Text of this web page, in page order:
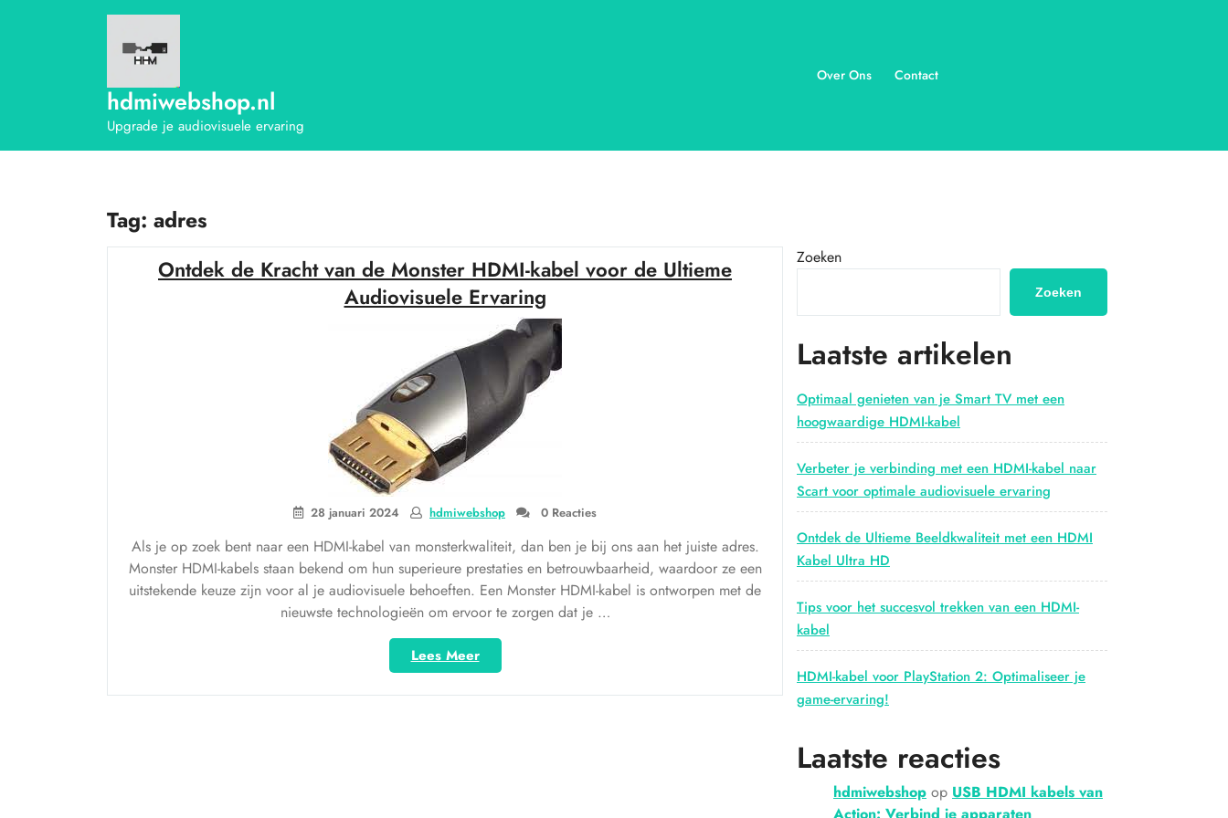
hdmiwebshop.nl
Upgrade je audiovisuele ervaring
Over Ons Contact
Tag: adres
Ontdek de Kracht van de Monster HDMI-kabel voor de Ultieme
Audiovisuele Ervaring
28 januari 2024 hdmiwebshop 0 Reacties
Als je op zoek bent naar een HDMI-kabel van monsterkwaliteit, dan ben je bij ons aan het juiste adres.
Monster HDMI-kabels staan bekend om hun superieure prestaties en betrouwbaarheid, waardoor ze een
uitstekende keuze zijn voor al je audiovisuele behoeften. Een Monster HDMI-kabel is ontworpen met de
nieuwste technologieën om ervoor te zorgen dat je …
Lees Meer“Ontdek
de
Kracht
Zoeken
Zoeken
Laatste artikelen
Optimaal genieten van je Smart TV met een
hoogwaardige HDMI-kabel
Verbeter je verbinding met een HDMI-kabel naar
Scart voor optimale audiovisuele ervaring
Ontdek de Ultieme Beeldkwaliteit met een HDMI
Kabel Ultra HD
Tips voor het succesvol trekken van een HDMI-
kabel
HDMI-kabel voor PlayStation 2: Optimaliseer je
game-ervaring!
Laatste reacties
hdmiwebshop op USB HDMI kabels van